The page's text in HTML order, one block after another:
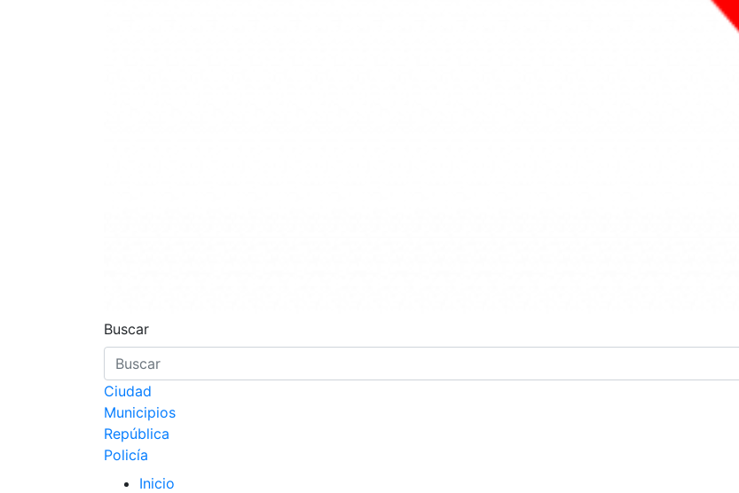
Vector Yucatán
Revista política
Buscar
Ciudad
Municipios
República
Policía
Inicio